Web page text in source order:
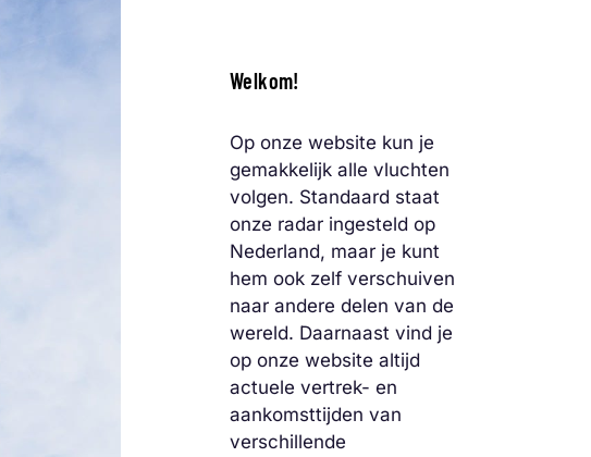
Welkom!
Op onze website kun je
gemakkelijk alle vluchten
volgen. Standaard staat
onze radar ingesteld op
Nederland, maar je kunt
hem ook zelf verschuiven
naar andere delen van de
wereld. Daarnaast vind je
op onze website altijd
actuele vertrek- en
aankomsttijden van
verschillende